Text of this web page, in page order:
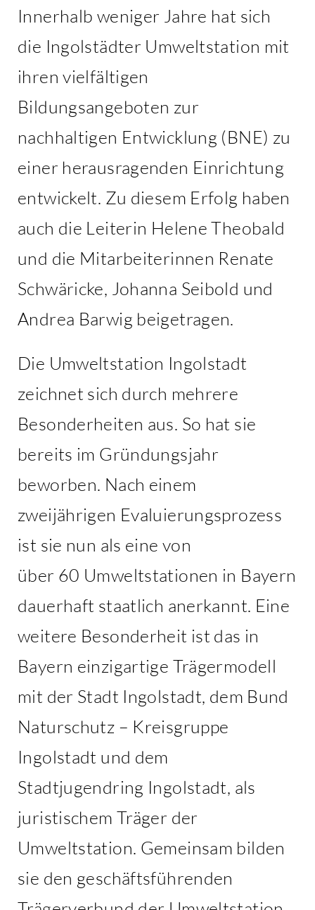
Innerhalb weniger Jahre hat sich
die Ingolstädter Umweltstation mit
ihren vielfältigen
Bildungsangeboten zur
nachhaltigen Entwicklung (BNE) zu
einer herausragenden Einrichtung
entwickelt. Zu diesem Erfolg haben
auch die Leiterin Helene Theobald
und die Mitarbeiterinnen Renate
Schwäricke, Johanna Seibold und
Andrea Barwig beigetragen.
Die Umweltstation Ingolstadt
zeichnet sich durch mehrere
Besonderheiten aus. So hat sie
bereits im Gründungsjahr
beworben. Nach einem
zweijährigen Evaluierungsprozess
ist sie nun als eine von
über 60 Umweltstationen in Bayern
dauerhaft staatlich anerkannt. Eine
weitere Besonderheit ist das in
Bayern einzigartige Trägermodell
mit der Stadt Ingolstadt, dem Bund
Naturschutz – Kreisgruppe
Ingolstadt und dem
Stadtjugendring Ingolstadt, als
juristischem Träger der
Umweltstation. Gemeinsam bilden
sie den geschäftsführenden